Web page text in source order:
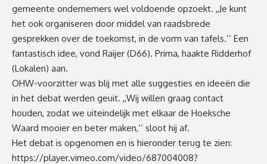
gemeente ondernemers wel voldoende opzoekt. ,,Je kunt
het ook organiseren door middel van raadsbrede
gesprekken over de toekomst, in de vorm van tafels.’’ Een
fantastisch idee, vond Raijer (D66). Prima, haakte Ridderhof
(Lokalen) aan.
OHW-voorzitter was blij met alle suggesties en ideeën die
in het debat werden geuit. ,,Wij willen graag contact
houden, zodat we uiteindelijk met elkaar de Hoeksche
Waard mooier en beter maken,’’ sloot hij af.
Het debat is opgenomen en is hieronder terug te zien:
https://player.vimeo.com/video/687004008?